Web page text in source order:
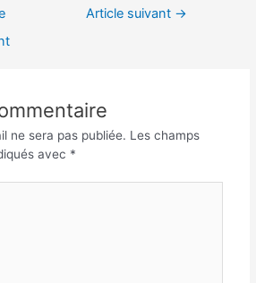
Article suivant →
ne sera pas publiée. Les champs
avec *